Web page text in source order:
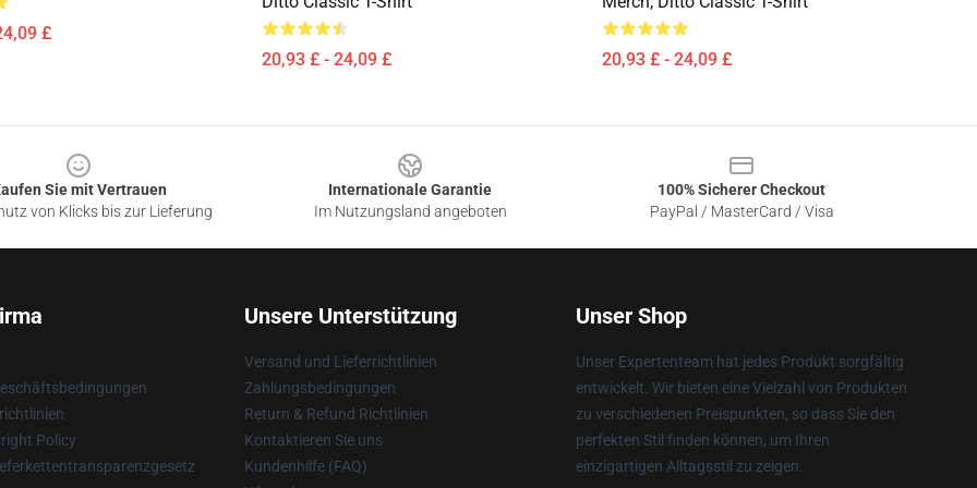
£
20,93 £ - 24,09 £ 20,93 £ - 24,09 £
Sie mit Vertrauen
von Klicks bis zur Lieferung
Internationale Garantie
Im Nutzungsland angeboten
100% Sicherer Checkout
PayPal / MasterCard / Visa
Policy
Unsere Unterstützung
Versand und Lieferrichtlinien
Zahlungsbedingungen
Return & Refund Richtlinien
Kontaktieren Sie uns
Kundenhilfe (FAQ)
Unser Shop
Unser Expertenteam hat jedes Produkt sorgfältig
entwickelt. Wir bieten eine Vielzahl von Produkten
zu verschiedenen Preispunkten, so dass Sie den
perfekten Stil finden können, um Ihren
einzigartigen Alltagsstil zu zeigen.